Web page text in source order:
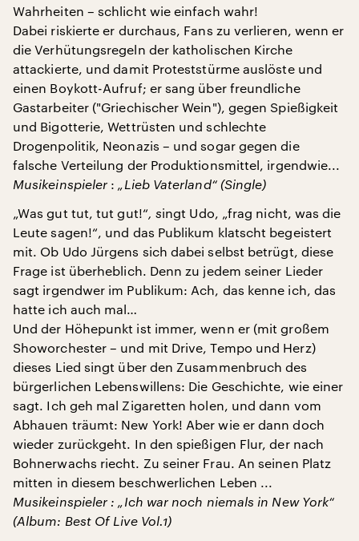
Wahrheiten – schlicht wie einfach wahr!
Dabei riskierte er durchaus, Fans zu verlieren, wenn er
die Verhütungsregeln der katholischen Kirche
attackierte, und damit Proteststürme auslöste und
einen Boykott-Aufruf; er sang über freundliche
Gastarbeiter ("Griechischer Wein"), gegen Spießigkeit
und Bigotterie, Wettrüsten und schlechte
Drogenpolitik, Neonazis – und sogar gegen die
falsche Verteilung der Produktionsmittel, irgendwie...
Musikeinspieler : „Lieb Vaterland“ (Single)
„Was gut tut, tut gut!“, singt Udo, „frag nicht, was die
Leute sagen!“, und das Publikum klatscht begeistert
mit. Ob Udo Jürgens sich dabei selbst betrügt, diese
Frage ist überheblich. Denn zu jedem seiner Lieder
sagt irgendwer im Publikum: Ach, das kenne ich, das
hatte ich auch mal…
Und der Höhepunkt ist immer, wenn er (mit großem
Showorchester – und mit Drive, Tempo und Herz)
dieses Lied singt über den Zusammenbruch des
bürgerlichen Lebenswillens: Die Geschichte, wie einer
sagt. Ich geh mal Zigaretten holen, und dann vom
Abhauen träumt: New York! Aber wie er dann doch
wieder zurückgeht. In den spießigen Flur, der nach
Bohnerwachs riecht. Zu seiner Frau. An seinen Platz
mitten in diesem beschwerlichen Leben ...
Musikeinspieler : „Ich war noch niemals in New York“
(Album: Best Of Live Vol.1)